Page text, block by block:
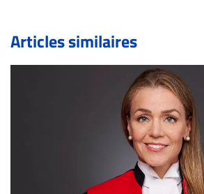
de validation, un droit de réponse.
Bien à vous,
La Rédaction de Droit-inc.com
Articles similaires